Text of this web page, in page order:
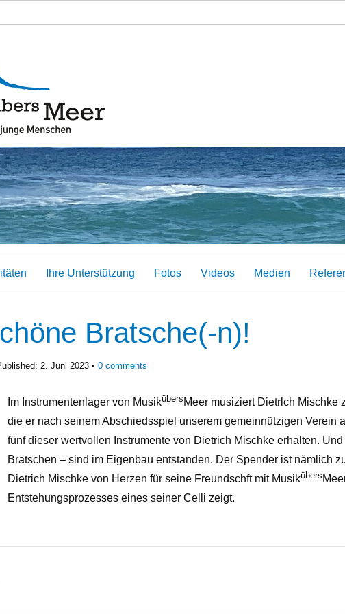
Ihre Unterstützung Fotos Videos Medien
Bratsche(-n)!
2. Juni 2023 0 comments
Im Instrumentenlager von Musikübers Meer musiziert Dietrlch Mischke
die er nach seinem Abschiedsspiel unserem gemeinnützigen Verein
fünf dieser wertvollen Instrumente von Dietrich Mischke erhalten.
Bratschen – sind im Eigenbau entstanden. Der Spender ist nämlich
Dietrich Mischke von Herzen für seine Freundschft mit Musikübers
Entstehungsprozesses eines seiner Celli zeigt.